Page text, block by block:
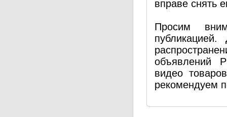
вправе снять
Просим
объявлений
видео
рекомендуем